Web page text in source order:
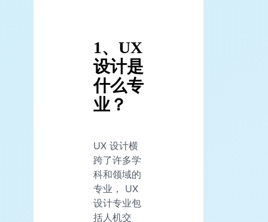
1、UX
设计是
什么专
业？
UX 设计横
跨了许多学
科和领域的
专业， UX
设计专业包
括人机交